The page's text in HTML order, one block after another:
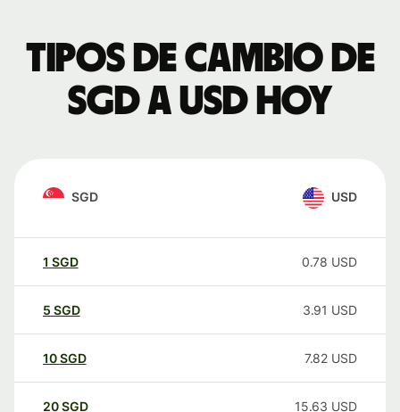
Tipos de cambio de
SGD a USD hoy
SGD USD
1 SGD 0.78 USD
5 SGD 3.91 USD
10SGD 7.82 USD
20SGD 15.63 USD